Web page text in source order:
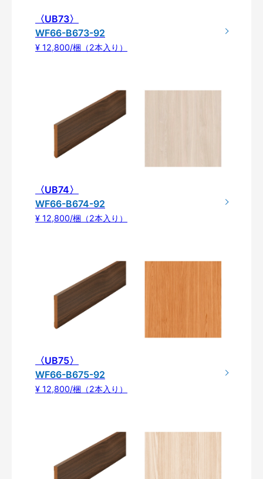
〈UB73〉
WF66-B673-92
¥ 12,800/梱（2本入り）
〈UB74〉
WF66-B674-92
¥ 12,800/梱（2本入り）
〈UB75〉
WF66-B675-92
¥ 12,800/梱（2本入り）